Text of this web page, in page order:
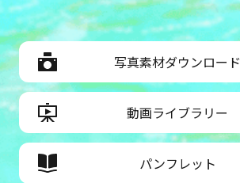
写真素材ダウンロード
動画ライブラリー
パンフレット